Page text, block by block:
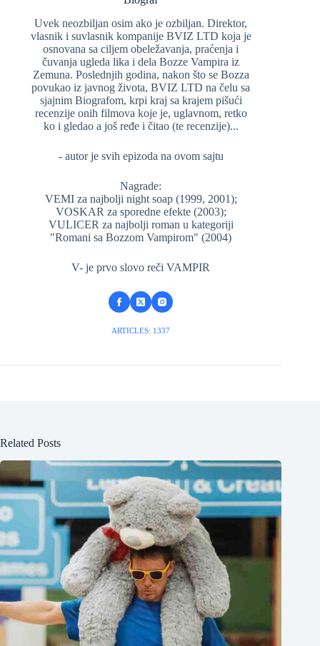
Uvek neozbiljan osim ako je ozbiljan. Direktor,
vlasnik i suvlasnik kompanije BVIZ LTD koja je
osnovana sa ciljem obeležavanja, praćenja i
čuvanja ugleda lika i dela Bozze Vampira iz
Zemuna. Poslednjih godina, nakon što se Bozza
povukao iz javnog života, BVIZ LTD na čelu sa
sjajnim Biografom, krpi kraj sa krajem pišući
recenzije onih filmova koje je, uglavnom, retko
ko i gledao a još ređe i čitao (te recenzije)...
- autor je svih epizoda na ovom sajtu
Nagrade:
VEMI za najbolji night soap (1999, 2001);
VOSKAR za sporedne efekte (2003);
VULICER za najbolji roman u kategoriji
"Romani sa Bozzom Vampirom" (2004)
V- je prvo slovo reči VAMPIR
ARTICLES: 1337
Related Posts